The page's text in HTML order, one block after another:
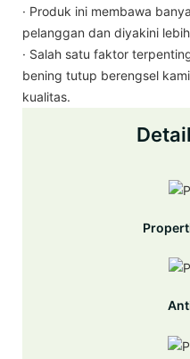
· Produk ini membawa
pelanggan dan diyakini
· Salah satu faktor
bening tutup berengsel
kualitas.